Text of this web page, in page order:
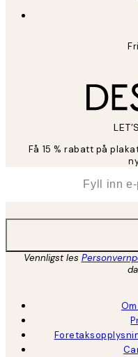
Få 15 % rabatt på
Vennligst les